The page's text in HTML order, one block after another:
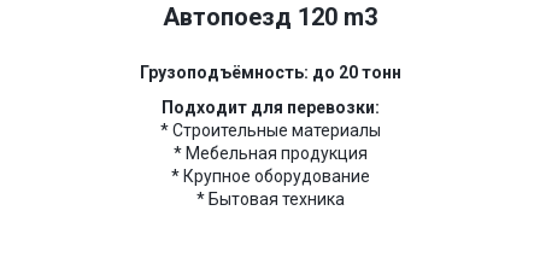
Автопоезд 120 m3
Грузоподъёмность: до 20 тонн
Подходит для перевозки:
* Строительные материалы
* Мебельная продукция
* Крупное оборудование
* Бытовая техника